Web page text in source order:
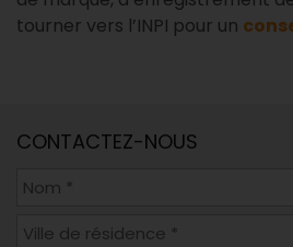
tourner vers l’INPI pour un
CONTACTEZ-NOUS